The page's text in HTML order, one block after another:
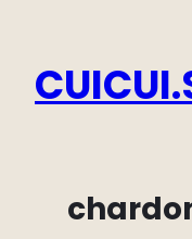
contenu